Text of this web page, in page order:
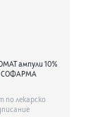
информация
прах за
ампули 10%
СОФАРМА
по лекарско